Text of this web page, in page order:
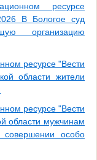
ресурсе
В Бологое суд
организацию
ресурсе "Вести
области жители
ресурсе "Вести
области мужчинам
особо